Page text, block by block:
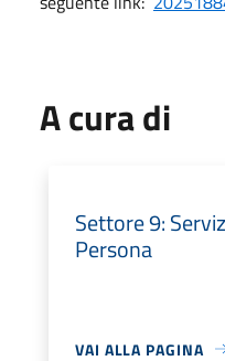
A cura di
Settore 9:
Persona
VAI ALLA PAGINA